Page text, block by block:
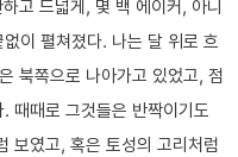
고 드넓게, 몇 백 에이커, 아니
이 펼쳐졌다. 나는 달 위로 흐
북쪽으로 나아가고 있었고, 점
때때로 그것들은 반짝이기도
보였고, 혹은 토성의 고리처럼